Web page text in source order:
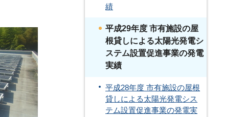
績
平成29年度 市有施設の屋
根貸しによる太陽光発電シ
ステム設置促進事業の発電
実績
平成28年度 市有施設の屋根
貸しによる太陽光発電シス
テム設置促進事業の発電実